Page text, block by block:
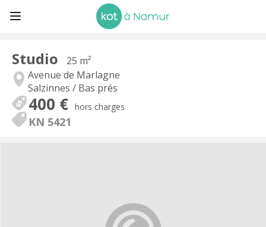
Studio
25 m²
Avenue de Marlagne
Salzinnes / Bas prés
400 € hors charges
KN 5421